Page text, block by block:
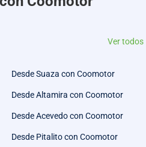
Ver todos
Desde Suaza con Coomotor
Desde Altamira con Coomotor
Desde Acevedo con Coomotor
Desde Pitalito con Coomotor